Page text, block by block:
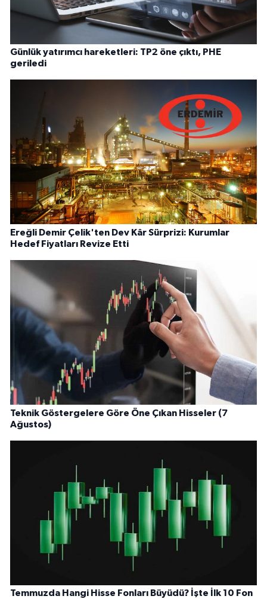
Günlük yatırımcı hareketleri: TP2 öne çıktı, PHE
geriledi
Ereğli Demir Çelik'ten Dev Kâr Sürprizi: Kurumlar
Hedef Fiyatları Revize Etti
Teknik Göstergelere Göre Öne Çıkan Hisseler (7
Ağustos)
Temmuzda Hangi Hisse Fonları Büyüdü? İşte İlk 10 Fon